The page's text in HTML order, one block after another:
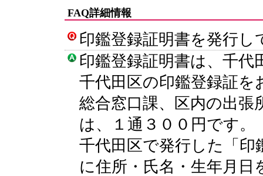
FAQ詳細情報
印鑑登録証明書を発行
印鑑登録証明書は、千
千代田区の印鑑登録証
総合窓口課、区内の出
は、１通３００円です。
千代田区で発行した「印
に住所・氏名・生年月